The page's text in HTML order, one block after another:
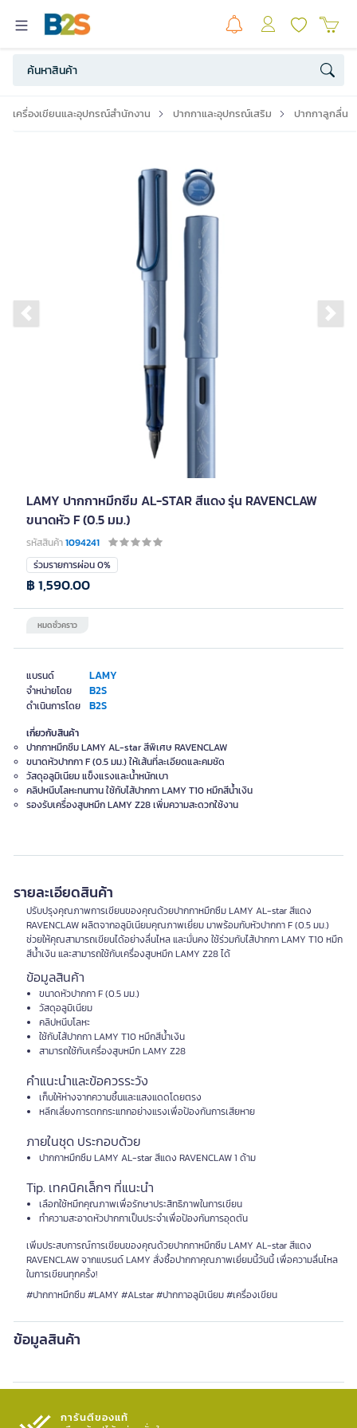
เครื่องเขียนและอุปกรณ์สำนักงาน ปากกาและอุปกรณ์เสริม ปากกาลูกลื่น
Previous slide
LAMY ปากกาหมึกซึม AL-STAR สีแดง รุ่น RAVENCLAW
ขนาดหัว F (0.5 มม.)
รหัสสินค้า1094241
แบรนด์ LAMY
จำหน่ายโดย B2S
ดำเนินการโดย B2S
ร่วมรายการผ่อน 0%
หมดชั่วคราว
฿ 1,590.00
เกี่ยวกับสินค้า
ปากกาหมึกซึม LAMY AL-star สีพิเศษ RAVENCLAW
ขนาดหัวปากกา F (0.5 มม.) ให้เส้นที่ละเอียดและคมชัด
วัสดุอลูมิเนียม แข็งแรงและน้ำหนักเบา
คลิปหนีบโลหะทนทาน ใช้กับไส้ปากกา LAMY T10 หมึกสีน้ำเงิน
รองรับเครื่องสูบหมึก LAMY Z28 เพิ่มความสะดวกใช้งาน
รายละเอียดสินค้า
ปรับปรุงคุณภาพการเขียนของคุณด้วยปากกาหมึกซึม LAMY AL-star สีแดง
RAVENCLAW ผลิตจากอลูมิเนียมคุณภาพเยี่ยม มาพร้อมกับหัวปากกา F (0.5 มม.)
ช่วยให้คุณสามารถเขียนได้อย่างลื่นไหล และมั่นคง ใช้ร่วมกับไส้ปากกา LAMY T10 หมึก
สีน้ำเงิน และสามารถใช้กับเครื่องสูบหมึก LAMY Z28 ได้
ข้อมูลสินค้า
ขนาดหัวปากกา F (0.5 มม.)
วัสดุอลูมิเนียม
คลิปหนีบโลหะ
ใช้กับไส้ปากกา LAMY T10 หมึกสีน้ำเงิน
สามารถใช้กับเครื่องสูบหมึก LAMY Z28
คำแนะนำและข้อควรระวัง
เก็บให้ห่างจากความชื้นและแสงแดดโดยตรง
หลีกเลี่ยงการตกกระแทกอย่างแรงเพื่อป้องกันการเสียหาย
ภายในชุด ประกอบด้วย
ปากกาหมึกซึม LAMY AL-star สีแดง RAVENCLAW 1 ด้าม
Tip. เทคนิคเล็กๆ ที่แนะนำ
เลือกใช้หมึกคุณภาพเพื่อรักษาประสิทธิภาพในการเขียน
ทำความสะอาดหัวปากกาเป็นประจำเพื่อป้องกันการอุดตัน
เพิ่มประสบการณ์การเขียนของคุณด้วยปากกาหมึกซึม LAMY AL-star สีแดง
RAVENCLAW จากแบรนด์ LAMY สั่งซื้อปากกาคุณภาพเยี่ยมนี้วันนี้ เพื่อความลื่นไหล
ในการเขียนทุกครั้ง!
#ปากกาหมึกซึม #LAMY #ALstar #ปากกาอลูมิเนียม #เครื่องเขียน
ข้อมูลสินค้า
การันตีของแท้